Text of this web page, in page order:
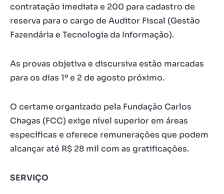
contratação imediata e 200 para cadastro de
reserva para o cargo de Auditor Fiscal (Gestão
Fazendária e Tecnologia da Informação).
As provas objetiva e discursiva estão marcadas
para os dias 1º e 2 de agosto próximo.
O certame organizado pela Fundação Carlos
Chagas (FCC) exige nível superior em áreas
específicas e oferece remunerações que podem
alcançar até R$ 28 mil com as gratificações.
SERVIÇO